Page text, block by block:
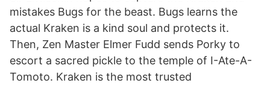
mistakes Bugs for the beast. Bugs learns the
actual Kraken is a kind soul and protects it.
Then, Zen Master Elmer Fudd sends Porky to
escort a sacred pickle to the temple of I-Ate-A-
Tomoto. Kraken is the most trusted